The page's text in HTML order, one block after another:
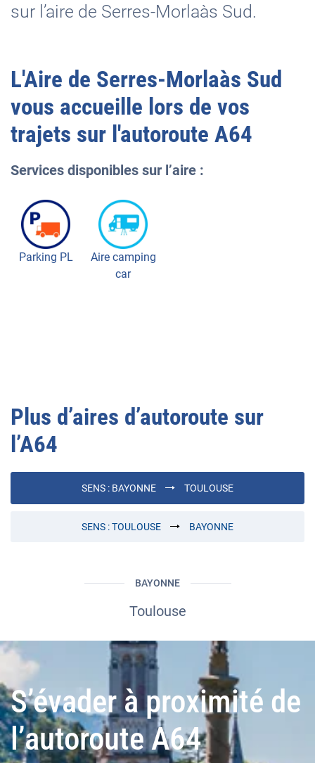
sur l’aire de Serres-Morlaàs Sud.
L'Aire de Serres-Morlaàs Sud
vous accueille lors de vos
trajets sur l'autoroute A64
Services disponibles sur l’aire :
Parking PL
Aire camping
car
Plus d’aires d’autoroute sur
l’A64
SENS : BAYONNE TOULOUSE
SENS :TOULOUSE BAYONNE
BAYONNE
Toulouse
S’évader à proximité de
l’autoroute A64